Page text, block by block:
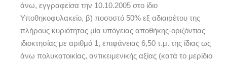
άνω, εγγραφείσα την 10.10.2005 στο ίδιο
Υποθηκοφυλακείο, β) ποσοστό 50% εξ αδιαιρέτου της
πλήρους κυριότητας μία υπόγειας αποθήκης-οριζόντιας
ιδιοκτησίας με αριθμό 1, επιφάνειας 6,50 τ.μ. της ίδιας ως
άνω πολυκατοικίας, αντικειμενικής αξίας (κατά το μερίδιο